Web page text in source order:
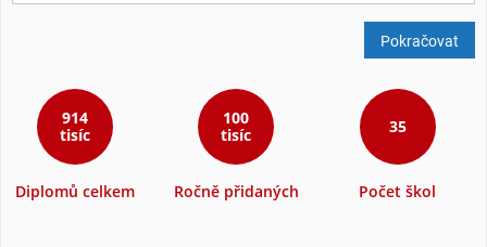
Pokračovat
914
tisíc
Diplomů celkem
100
tisíc
Ročně přidaných
35
Počet škol